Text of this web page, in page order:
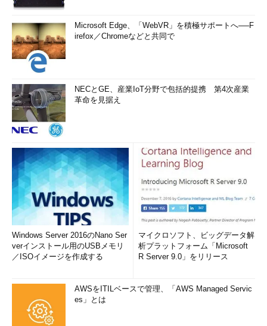
Microsoft Edge、「WebVR」を積極サポートへ──F
irefox／Chromeなどと共同で
NECとGE、産業IoT分野で包括的提携 第4次産業
革命を見据え
Windows Server 2016のNano Ser
verインストール用のUSBメモリ
／ISOイメージを作成する
マイクロソフト、ビッグデータ解
析プラットフォーム「Microsoft
R Server 9.0」をリリース
AWSをITILベースで管理、「AWS Managed Servic
es」とは